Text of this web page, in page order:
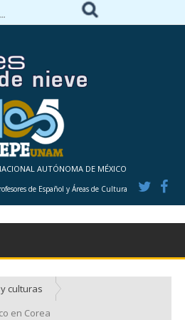
AUTÓNOMA DE MÉXICO
de Español y Áreas de Cultura
culturas
en Corea